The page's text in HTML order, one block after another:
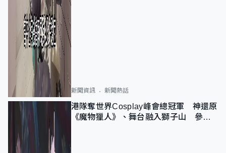
新聞資訊 新聞熱話
港隊奪世界Cosplay峰會總冠軍 神還原
《魔物獵人》、舞台融入獅子山 參賽